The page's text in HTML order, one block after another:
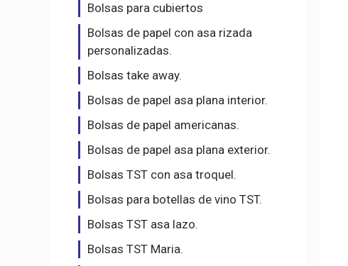
Bolsas para cubiertos
Bolsas de papel con asa rizada
personalizadas.
Bolsas take away.
Bolsas de papel asa plana interior.
Bolsas de papel americanas.
Bolsas de papel asa plana exterior.
Bolsas TST con asa troquel.
Bolsas para botellas de vino TST.
Bolsas TST asa lazo.
Bolsas TST Maria.